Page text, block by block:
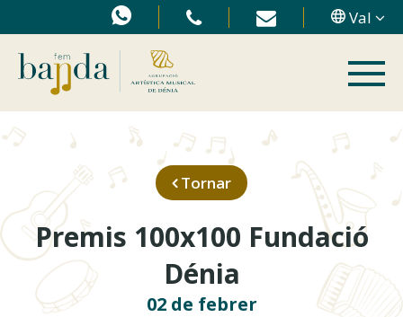
Val
Tornar
Premis 100x100 Fundació
Dénia
02 de febrer